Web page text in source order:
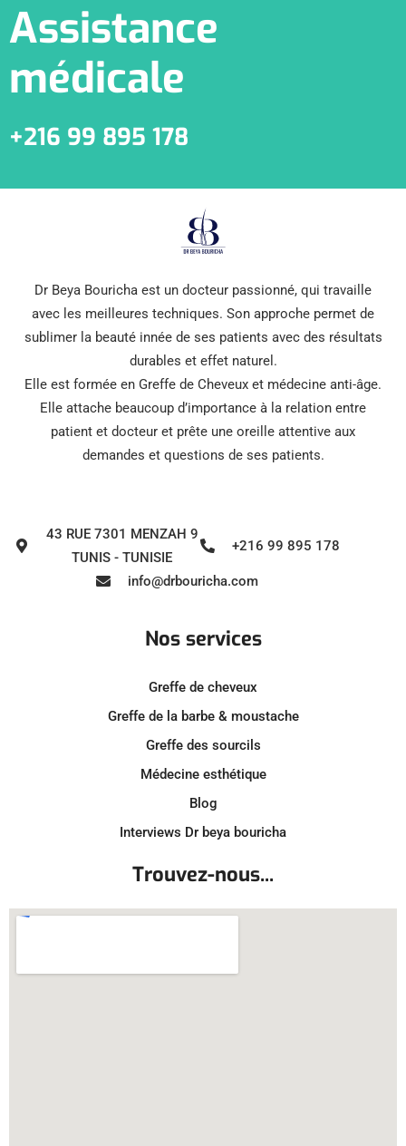
Assistance
médicale
+216 99 895 178
Dr Beya Bouricha est un docteur passionné, qui travaille
avec les meilleures techniques. Son approche permet de
sublimer la beauté innée de ses patients avec des résultats
durables et effet naturel.
Elle est formée en Greffe de Cheveux et médecine anti-âge.
Elle attache beaucoup d’importance à la relation entre
patient et docteur et prête une oreille attentive aux
demandes et questions de ses patients.
43 RUE 7301 MENZAH 9
TUNIS - TUNISIE
+216 99 895 178
info@drbouricha.com
Nos services
Greffe de cheveux
Greffe de la barbe & moustache
Greffe des sourcils
Médecine esthétique
Blog
Interviews Dr beya bouricha
Trouvez-nous...